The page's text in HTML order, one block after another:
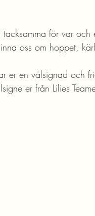
tacksamma för var
oss om hoppet,
er en välsignad och
er från Lilies